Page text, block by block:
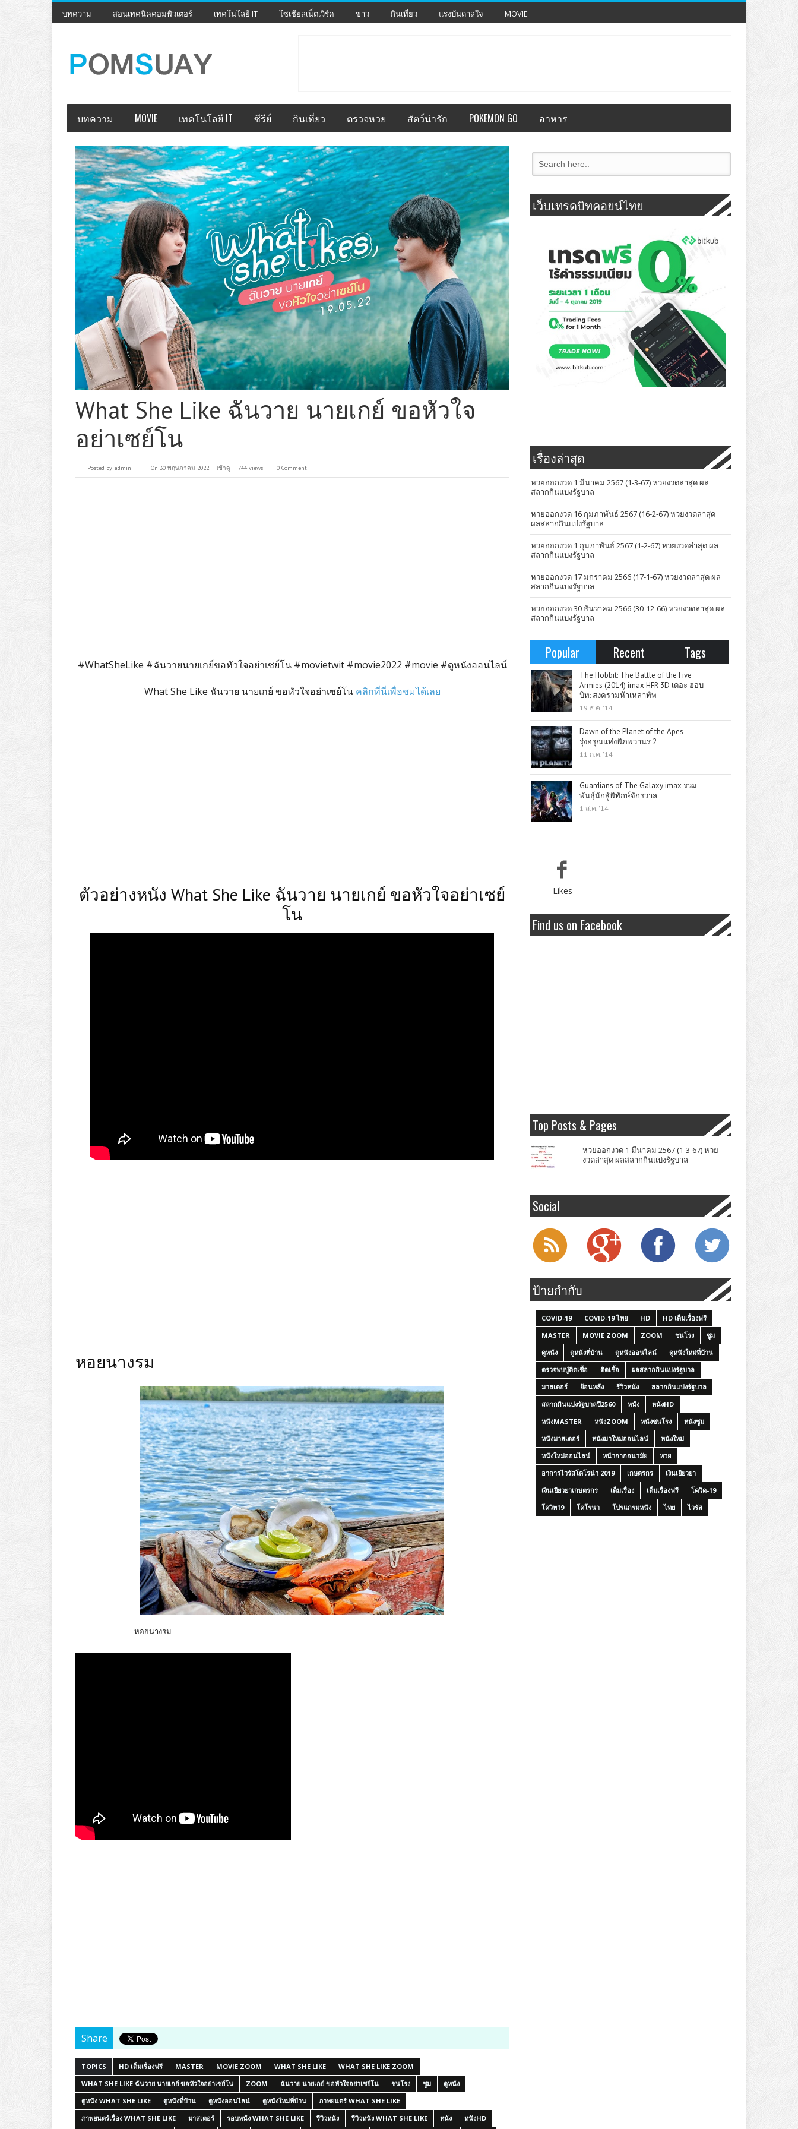
บทความ สอนเทคนิคคอมพิวเตอร์ เทคโนโลยี IT โซเชียลเน็ตเวิร์ค ข่าว กินเที่ยว แรงบันดาลใจ MOVIE
บทความ MOVIE เทคโนโลยี IT ซีรีย์ กินเที่ยว ตรวจหวย สัตว์น่ารัก POKEMON GO อาหาร
What She Like ฉันวาย นายเกย์ ขอหัวใจ
อย่าเซย์โน
Posted by admin On 30 พฤษภาคม 2022 เข้าดู 744 views 0 Comment
#WhatSheLike #ฉันวายนายเกย์ขอหัวใจอย่าเซย์โน #movietwit #movie2022 #movie #ดูหนังออนไลน์
What She Like ฉันวาย นายเกย์ ขอหัวใจอย่าเซย์โน คลิกที่นี่เพื่อชมได้เลย
ตัวอย่างหนัง What She Like ฉันวาย นายเกย์ ขอหัวใจอย่าเซย์
โน
หอยนางรม
หอยนางรม
Share
TOPICS HD เต็มเรื่องฟรี MASTER MOVIE ZOOM WHAT SHE LIKE
WHAT SHE LIKE ZOOM
WHAT SHE LIKE ฉันวาย นายเกย์ ขอหัวใจอย่าเซย์โน
ZOOM ฉันวาย นายเกย์ ขอหัวใจอย่าเซย์โน ชนโรง ซูม
ดูหนัง
ดูหนัง WHAT SHE LIKE
ดูหนังที่บ้าน ดูหนังออนไลน์ ดูหนังใหม่ที่บ้าน
ภาพยนตร์ WHAT SHE LIKE
ภาพยนตร์เรื่อง WHAT SHE LIKE
มาสเตอร์ รอบหนัง WHAT SHE LIKE รีวิวหนัง รีวิวหนัง WHAT SHE LIKE หนัง หนังHD
เว็บเทรดบิทคอยน์ไทย
เรื่องล่าสุด
หวยออกงวด 1 มีนาคม 2567 (1-3-67) หวยงวดล่าสุด ผล
สลากกินแบ่งรัฐบาล
หวยออกงวด 16 กุมภาพันธ์ 2567 (16-2-67) หวยงวดล่าสุด
ผลสลากกินแบ่งรัฐบาล
หวยออกงวด 1 กุมภาพันธ์ 2567 (1-2-67) หวยงวดล่าสุด ผล
สลากกินแบ่งรัฐบาล
หวยออกงวด 17 มกราคม 2566 (17-1-67) หวยงวดล่าสุด ผล
สลากกินแบ่งรัฐบาล
หวยออกงวด 30 ธันวาคม 2566 (30-12-66) หวยงวดล่าสุด ผล
สลากกินแบ่งรัฐบาล
Popular Recent Tags
The Hobbit: The Battle of the Five
Armies (2014) imax HFR 3D เดอะ ฮอบ
บิท: สงครามห้าเหล่าทัพ
19 ธ.ค. '14
Dawn of the Planet of the Apes
รุ่งอรุณแห่งพิภพวานร 2
11 ก.ค. '14
Guardians of The Galaxy imax รวม
พันธุ์นักสู้พิทักษ์จักรวาล
1 ส.ค. '14
Likes
Find us on Facebook
Top Posts & Pages
หวยออกงวด 1 มีนาคม 2567 (1-3-67) หวย
งวดล่าสุด ผลสลากกินแบ่งรัฐบาล
Social
ป้ายกำกับ
COVID-19 COVID-19 ไทย HD
HD เต็มเรื่องฟรี
MASTER
MOVIE ZOOM ZOOM ชนโรง
ซูม
ดูหนัง
ดูหนังที่บ้าน ดูหนังออนไลน์
ดูหนังใหม่ที่บ้าน
ตรวจพบปู่ติดเชื้อ
ติดเชื้อ
ผลสลากกินแบ่งรัฐบาล
มาสเตอร์
ย้อนหลัง รีวิวหนัง
สลากกินแบ่งรัฐบาล
สลากกินแบ่งรัฐบาลปี2560
หนัง
หนังHD
หนังMASTER
หนังZOOM หนังชนโรง
หนังซูม
หนังมาสเตอร์
หนังมาใหม่ออนไลน์
หนังใหม่
หนังใหม่ออนไลน์
หน้ากากอนามัย
หวย
อาการไวรัสโคโรน่า 2019
เกษตรกร
เงินเยียวยา
เงินเยียวยาเกษตรกร
เต็มเรื่อง เต็มเรื่องฟรี
โควิด-19
โควิท19
โคโรนา โปรแกรมหนัง ไทย ไวรัส